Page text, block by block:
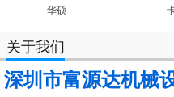
华硕
关于我们
深圳市富源达机械